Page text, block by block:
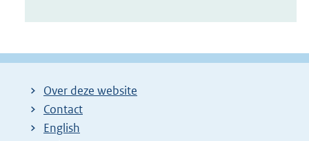
Over deze website
Contact
English